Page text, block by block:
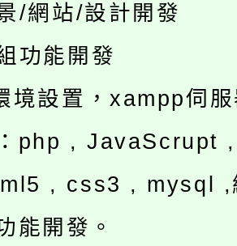
/網站/設計開發
功能開發
境設置，xampp伺
php , JavaScrupt
, css3 , mysql ,
能開發。